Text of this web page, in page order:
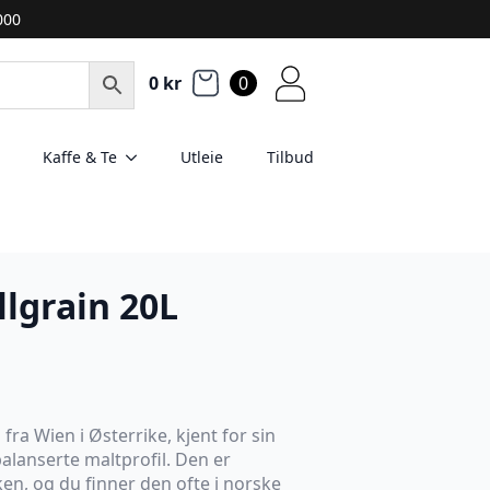
0 kr 0
Kaffe & Te Utleie Tilbud
20L
fra Wien i Østerrike, kjent for sin
maltprofil. Den er
og du finner den ofte i norske